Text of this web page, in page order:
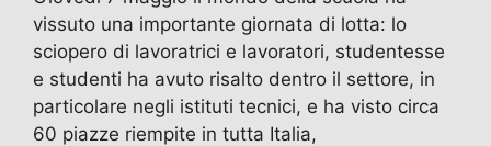
o
o
k
o
n
m p
p
di
vissuto una importante giornata di lotta: lo
sciopero di lavoratrici e lavoratori, studentesse
e studenti ha avuto risalto dentro il settore, in
particolare negli istituti tecnici, e ha visto circa
60 piazze riempite in tutta Italia,